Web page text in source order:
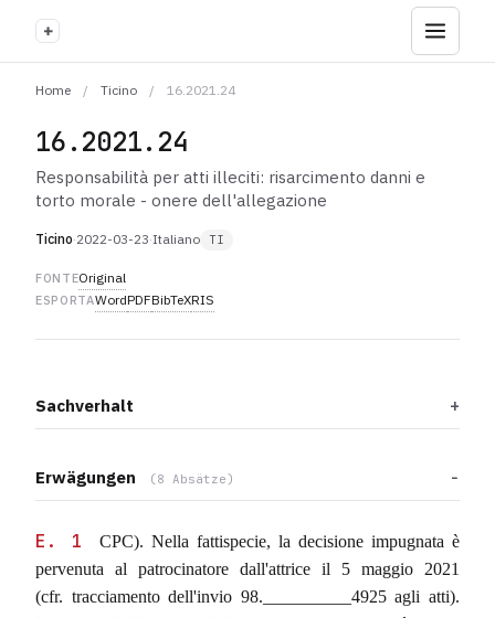
+
Home / Ticino / 16.2021.24
16.2021.24
Responsabilità per atti illeciti: risarcimento danni e
torto morale - onere dell'allegazione
Ticino·2022-03-23·Italiano TI
FONTEOriginal
ESPORTAWordPDFBibTeXRIS
Sachverhalt
Erwägungen (8 Absätze)
E. 1
CPC). Nella fattispecie, la decisione impugnata è
pervenuta al patrocinatore dall'attrice il 5 maggio 2021
(cfr. tracciamento dell'invio 98.__________4925 agli atti).